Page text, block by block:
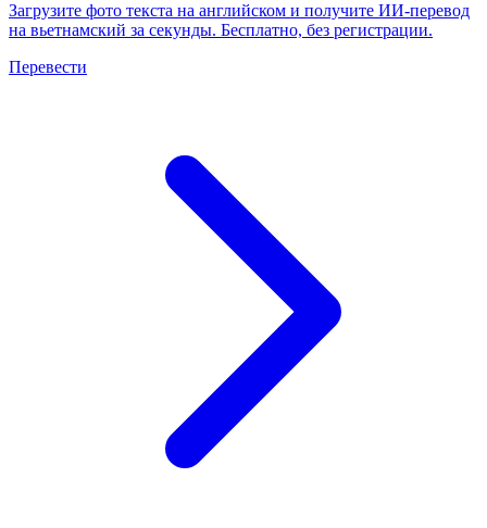
Загрузите фото текста на английском и получите ИИ-перевод
на вьетнамский за секунды. Бесплатно, без регистрации.
Перевести